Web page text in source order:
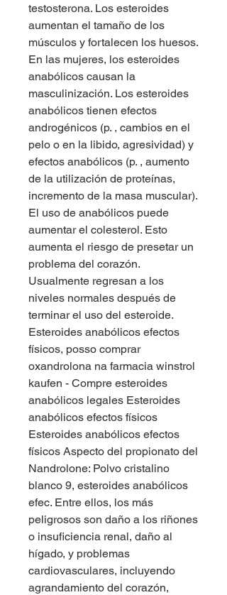
testosterona. Los esteroides
aumentan el tamaño de los
músculos y fortalecen los huesos.
En las mujeres, los esteroides
anabólicos causan la
masculinización. Los esteroides
anabólicos tienen efectos
androgénicos (p. , cambios en el
pelo o en la libido, agresividad) y
efectos anabólicos (p. , aumento
de la utilización de proteínas,
incremento de la masa muscular).
El uso de anabólicos puede
aumentar el colesterol. Esto
aumenta el riesgo de presetar un
problema del corazón.
Usualmente regresan a los
niveles normales después de
terminar el uso del esteroide.
Esteroides anabólicos efectos
físicos, posso comprar
oxandrolona na farmacia winstrol
kaufen - Compre esteroides
anabólicos legales Esteroides
anabólicos efectos físicos
Esteroides anabólicos efectos
físicos Aspecto del propionato del
Nandrolone: Polvo cristalino
blanco 9, esteroides anabólicos
efec. Entre ellos, los más
peligrosos son daño a los riñones
o insuficiencia renal, daño al
hígado, y problemas
cardiovasculares, incluyendo
agrandamiento del corazón,